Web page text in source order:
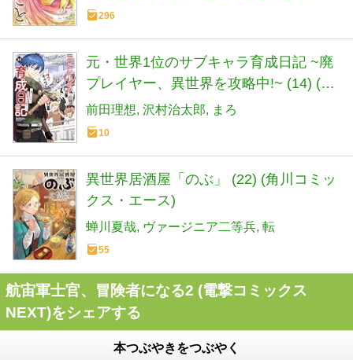
296
元・世界1位のサブキャラ育成日記 ~廃
プレイヤー、異世界を攻略中!~ (14) (角
川コミックス・エース)
前田理想 沢村治太郎 まろ
10
異世界居酒屋「のぶ」 (22) (角川コミッ
クス・エース)
蝉川夏哉 ヴァージニア二等兵 転
55
航宙軍士官、冒険者になる2 (電撃コミックス
NEXT)をシェアする
本つぶやきをつぶやく